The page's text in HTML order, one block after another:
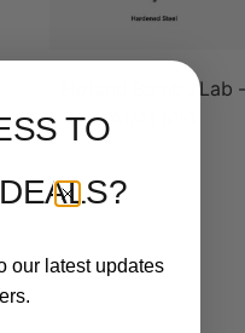
Hotend Bambu Lab -
TO
our latest updates